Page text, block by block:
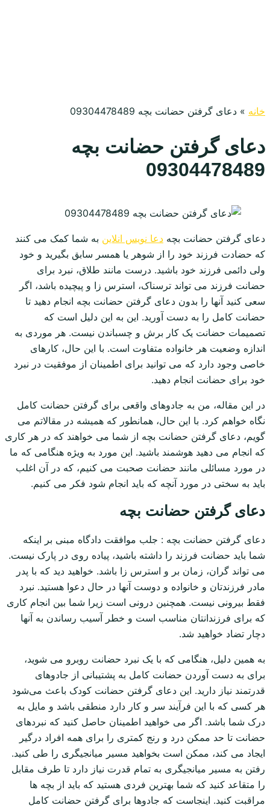
خانه » دعای گرفتن حضانت بچه 09304478489
دعای گرفتن حضانت بچه
09304478489
دعای گرفتن حضانت بچه دعا نویس انلاین به شما کمک می کنند
که حضادت فرزند خود را از شوهر یا همسر سابق بگیرید و خود
ولی دائمی فرزند خود باشید. درست مانند طلاق، نبرد برای
حضانت فرزند می تواند ترسناک، استرس زا و پیچیده باشد، اگر
سعی کنید آنها را بدون دعای گرفتن حضانت بچه انجام دهید تا
حضانت کامل را به دست آورید. این به این دلیل است که
تصمیمات حضانت یک کار برش و چسباندن نیست. هر موردی به
اندازه وضعیت هر خانواده متفاوت است. با این حال، کارهای
خاصی وجود دارد که می توانید برای اطمینان از موفقیت در نبرد
خود برای حضانت انجام دهید.
در این مقاله، من به جادوهای واقعی برای گرفتن حضانت کامل
نگاه خواهم کرد. با این حال، همانطور که همیشه در مقالاتم می
گویم، دعای گرفتن حضانت بچه از شما می خواهند که در هر کاری
که انجام می دهید هوشمند باشید. این مورد به ویژه هنگامی که ما
در مورد مسائلی مانند حضانت صحبت می کنیم، که در آن اغلب
باید به سختی در مورد آنچه که باید انجام شود فکر می کنیم.
دعای گرفتن حضانت بچه
دعای گرفتن حضانت بچه : جلب موافقت دادگاه مبنی بر اینکه
شما باید حضانت فرزند را داشته باشید، پیاده روی در پارک نیست.
می تواند گران، زمان بر و استرس زا باشد. خواهید دید که با پدر
مادر فرزندتان و خانواده و دوست آنها در حال دعوا هستید. نبرد
فقط بیرونی نیست. همچنین درونی است زیرا شما بین انجام کاری
که برای فرزندانتان مناسب است و خطر آسیب رساندن به آنها
دچار تضاد خواهید شد.
به همین دلیل، هنگامی که با یک نبرد حضانت روبرو می شوید،
برای به دست آوردن حضانت کامل به پشتیبانی از جادوهای
قدرتمند نیاز دارید. این دعای گرفتن حضانت کودک باعث می‌شود
هر کسی که با این فرآیند سر و کار دارد منطقی باشد و مایل به
درک شما باشد. اگر می خواهید اطمینان حاصل کنید که نبردهای
حضانت تا حد ممکن درد و رنج کمتری را برای همه افراد درگیر
ایجاد می کند، ممکن است بخواهید مسیر میانجیگری را طی کنید.
رفتن به مسیر میانجیگری به تمام قدرت نیاز دارد تا طرف مقابل
را متقاعد کنید که شما بهترین فردی هستید که باید از بچه ها
مراقبت کنید. اینجاست که جادوها برای گرفتن حضانت کامل